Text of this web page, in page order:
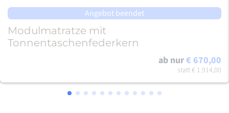
Angebot beendet
Modulmatratze mit
Tonnentaschenfederkern
ab nur€ 670,00
statt€ 1.914,00